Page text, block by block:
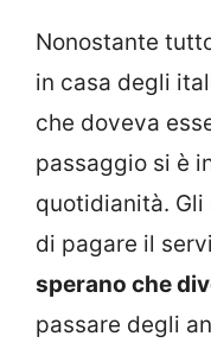
Nonostante
in casa degli
che doveva
passaggio si è
quotidianità.
di pagare il
sperano che
passare degli